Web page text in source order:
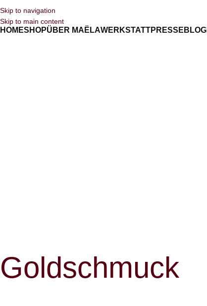
Skip to navigation
Skip to main content
HOMESHOPÜBER MAËLAWERKSTATTPRESSE BLOG
Goldschmuck